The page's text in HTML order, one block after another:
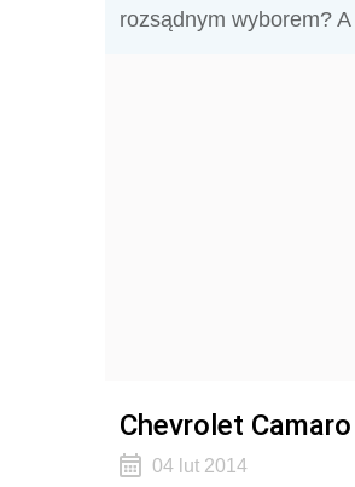
rozsądnym wyborem?
Chevrolet
04 lut 2014